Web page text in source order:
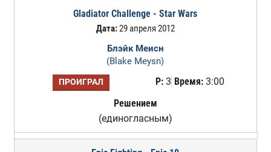
Gladiator Challenge - Star Wars
Дата:29 апреля 2012
Блэйк Меисн
(Blake Meysn)
ПРОИГРАЛ Р:3 Время:3:00
Решением
(единогласным)